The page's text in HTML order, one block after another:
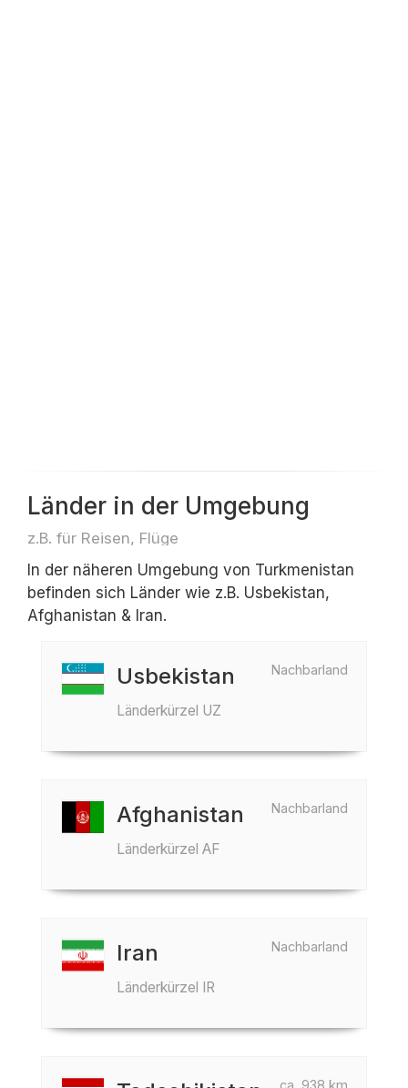
Länder in der Umgebung
z.B. für Reisen, Flüge
In der näheren Umgebung von Turkmenistan
befinden sich Länder wie z.B. Usbekistan,
Afghanistan & Iran.
Nachbarland
Usbekistan
Länderkürzel UZ
Nachbarland
Afghanistan
Länderkürzel AF
Nachbarland
Iran
Länderkürzel IR
ca. 938 km